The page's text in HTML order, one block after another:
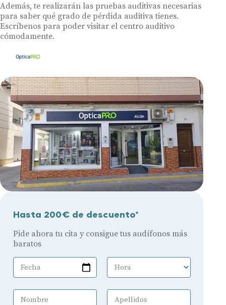
Además, te realizarán las pruebas auditivas necesarias
para saber qué grado de pérdida auditiva tienes.
Escríbenos para poder visitar el centro auditivo
cómodamente.
Hasta 200€ de descuento*
Pide ahora tu cita y consigue tus audífonos más
baratos
Fecha Hora
Nombre Apellidos